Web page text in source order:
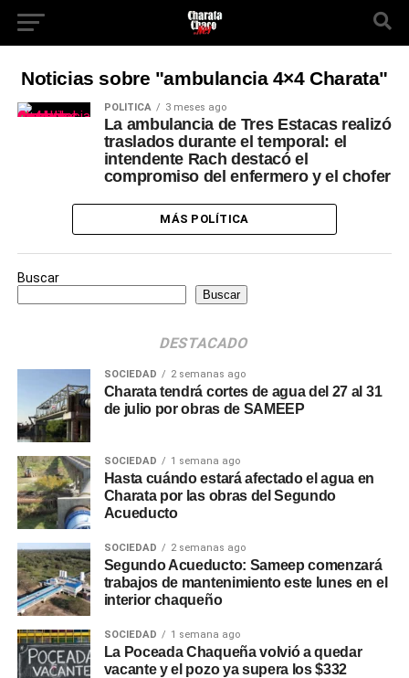
Noticias sobre "ambulancia 4×4 Charata"
POLÍTICA 3 meses ago
La ambulancia de Tres Estacas realizó
traslados durante el temporal: el
intendente Rach destacó el
compromiso del enfermero y el chofer
MÁS POLÍTICA
Buscar
Buscar
DESTACADO
SOCIEDAD 2 semanas ago
Charata tendrá cortes de agua del 27 al 31
de julio por obras de SAMEEP
SOCIEDAD 1 semana ago
Hasta cuándo estará afectado el agua en
Charata por las obras del Segundo
Acueducto
SOCIEDAD 2 semanas ago
Segundo Acueducto: Sameep comenzará
trabajos de mantenimiento este lunes en el
interior chaqueño
SOCIEDAD 1 semana ago
La Poceada Chaqueña volvió a quedar
vacante y el pozo ya supera los $332